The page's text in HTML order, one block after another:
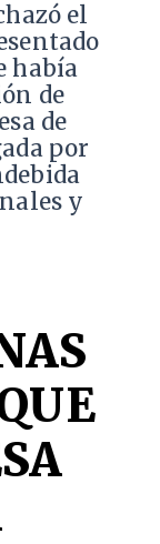
el
había
de
de
por
y